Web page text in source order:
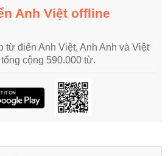
Anh Việt offline
từ điển Anh Việt, Anh Anh và Việt
cộng 590.000 từ.